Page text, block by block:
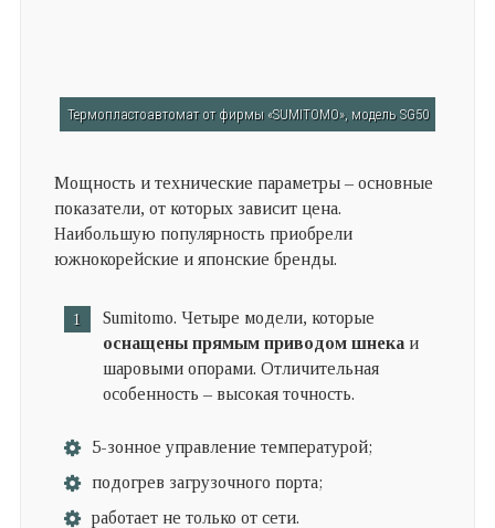
Термопластоавтомат от фирмы «SUMITOMO», модель SG50
Мощность и технические параметры – основные
показатели, от которых зависит цена.
Наибольшую популярность приобрели
южнокорейские и японские бренды.
Sumitomo. Четыре модели, которые
оснащены прямым приводом шнекаи
шаровыми опорами. Отличительная
особенность – высокая точность.
5-зонное управление температурой;
подогрев загрузочного порта;
работает не только от сети.